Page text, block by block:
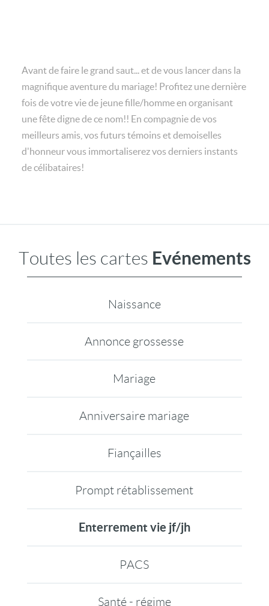
Avant de faire le grand saut... et de vous lancer dans la
magnifique aventure du mariage! Profitez une dernière
fois de votre vie de jeune fille/homme en organisant
une fête digne de ce nom!! En compagnie de vos
meilleurs amis, vos futurs témoins et demoiselles
d'honneur vous immortaliserez vos derniers instants
de célibataires!
Toutes les cartes Evénements
Naissance
Annonce grossesse
Mariage
Anniversaire mariage
Fiançailles
Prompt rétablissement
Enterrement vie jf/jh
PACS
Santé - régime